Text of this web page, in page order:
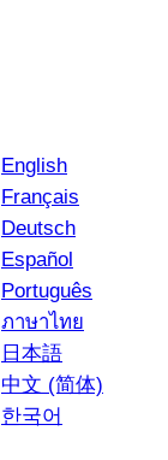
English
Français
Deutsch
Español
Português
ภาษาไทย
日本語
中文 (简体)
한국어